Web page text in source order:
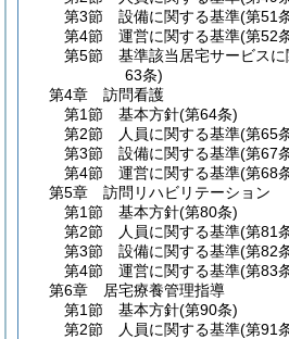
第3節
設備に関する基準(第51
第4節
運営に関する基準(第52
第5節
基準該当居宅サービス
63条)
第4章
訪問看護
第1節
基本方針(第64条)
第2節
人員に関する基準(第65
第3節
設備に関する基準(第67
第4節
運営に関する基準(第68
第5章
訪問リハビリテーション
第1節
基本方針(第80条)
第2節
人員に関する基準(第81
第3節
設備に関する基準(第82
第4節
運営に関する基準(第83
第6章
居宅療養管理指導
第1節
基本方針(第90条)
第2節
人員に関する基準(第91